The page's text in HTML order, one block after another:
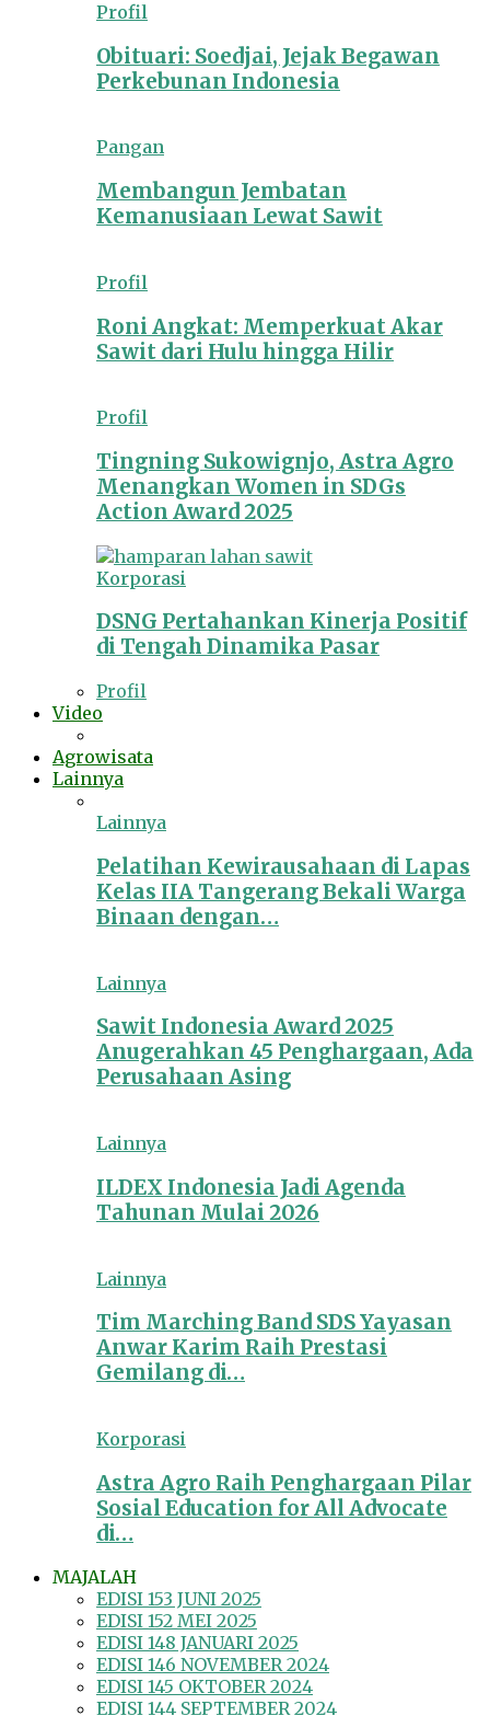
Profil
Obituari: Soedjai, Jejak Begawan
Perkebunan Indonesia
Pangan
Membangun Jembatan
Kemanusiaan Lewat Sawit
Profil
Roni Angkat: Memperkuat Akar
Sawit dari Hulu hingga Hilir
Profil
Tingning Sukowignjo, Astra Agro
Menangkan Women in SDGs
Action Award 2025
Korporasi
DSNG Pertahankan Kinerja Positif
di Tengah Dinamika Pasar
Profil
Video
Agrowisata
Lainnya
Lainnya
Pelatihan Kewirausahaan di Lapas
Kelas IIA Tangerang Bekali Warga
Binaan dengan…
Lainnya
Sawit Indonesia Award 2025
Anugerahkan 45 Penghargaan, Ada
Perusahaan Asing
Lainnya
ILDEX Indonesia Jadi Agenda
Tahunan Mulai 2026
Lainnya
Tim Marching Band SDS Yayasan
Anwar Karim Raih Prestasi
Gemilang di…
Korporasi
Astra Agro Raih Penghargaan Pilar
Sosial Education for All Advocate
di…
MAJALAH
EDISI 153 JUNI 2025
EDISI 152 MEI 2025
EDISI 148 JANUARI 2025
EDISI 146 NOVEMBER 2024
EDISI 145 OKTOBER 2024
EDISI 144 SEPTEMBER 2024